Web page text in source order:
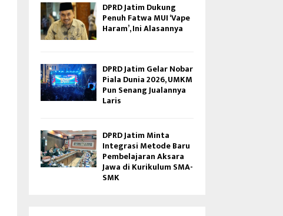
DPRD Jatim Dukung
Penuh Fatwa MUI ‘Vape
Haram’, Ini Alasannya
DPRD Jatim Gelar Nobar
Piala Dunia 2026, UMKM
Pun Senang Jualannya
Laris
DPRD Jatim Minta
Integrasi Metode Baru
Pembelajaran Aksara
Jawa di Kurikulum SMA-
SMK